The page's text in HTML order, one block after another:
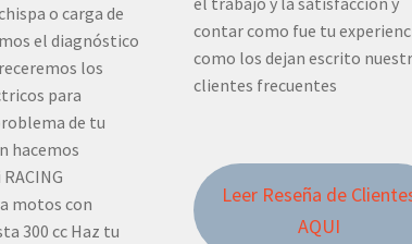
o carga de
el diagnóstico
los
para
de tu
hacemos
motos con
300 cc Haz tu
contar como fue tu
como los dejan escrito
clientes frecuentes
Leer Reseña de
AQUI